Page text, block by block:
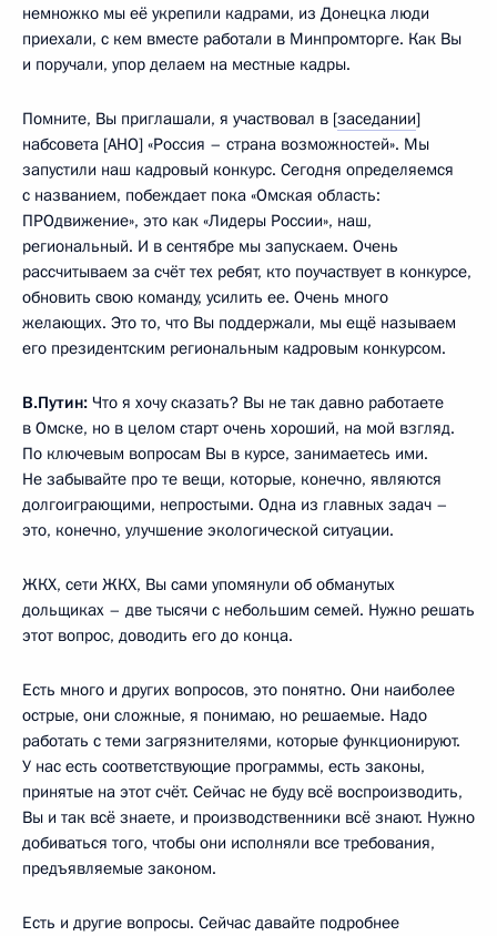
немножко мы её укрепили кадрами, из Донецка люди
приехали, с кем вместе работали в Минпромторге. Как Вы
и поручали, упор делаем на местные кадры.
Помните, Вы приглашали, я участвовал в [заседании]
набсовета [АНО] «Россия – страна возможностей». Мы
запустили наш кадровый конкурс. Сегодня определяемся
с названием, побеждает пока «Омская область:
ПРОдвижение», это как «Лидеры России», наш,
региональный. И в сентябре мы запускаем. Очень
рассчитываем за счёт тех ребят, кто поучаствует в конкурсе,
обновить свою команду, усилить ее. Очень много
желающих. Это то, что Вы поддержали, мы ещё называем
его президентским региональным кадровым конкурсом.
В.Путин: Что я хочу сказать? Вы не так давно работаете
в Омске, но в целом старт очень хороший, на мой взгляд.
По ключевым вопросам Вы в курсе, занимаетесь ими.
Не забывайте про те вещи, которые, конечно, являются
долгоиграющими, непростыми. Одна из главных задач –
это, конечно, улучшение экологической ситуации.
ЖКХ, сети ЖКХ, Вы сами упомянули об обманутых
дольщиках – две тысячи с небольшим семей. Нужно решать
этот вопрос, доводить его до конца.
Есть много и других вопросов, это понятно. Они наиболее
острые, они сложные, я понимаю, но решаемые. Надо
работать с теми загрязнителями, которые функционируют.
У нас есть соответствующие программы, есть законы,
принятые на этот счёт. Сейчас не буду всё воспроизводить,
Вы и так всё знаете, и производственники всё знают. Нужно
добиваться того, чтобы они исполняли все требования,
предъявляемые законом.
Есть и другие вопросы. Сейчас давайте подробнее